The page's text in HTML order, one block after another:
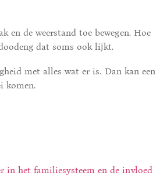
en de weerstand toe bewegen. Hoe
dat soms ook lijkt.
met alles wat er is. Dan kan een
komen.
in het familiesysteem en de invloed